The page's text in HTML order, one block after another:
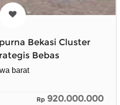
Bekasi Cluster
Bebas
barat
Rp 920.000.000